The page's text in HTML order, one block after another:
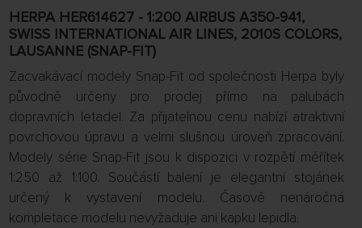
HERPA HER614627 - 1:200 AIRBUS A350-941,
SWISS INTERNATIONAL AIR LINES, 2010S COLORS,
LAUSANNE (SNAP-FIT)
Zacvakávací modely Snap-Fit od společnosti Herpa byly
původně určeny pro prodej přímo na palubách
dopravních letadel. Za přijatelnou cenu nabízí atraktivní
povrchovou úpravu a velmi slušnou úroveň zpracování.
Modely série Snap-Fit jsou k dispozici v rozpětí měřítek
1:250 až 1:100. Součástí balení je elegantní stojánek
určený k vystavení modelu. Časově nenáročná
kompletace modelu nevyžaduje ani kapku lepidla.